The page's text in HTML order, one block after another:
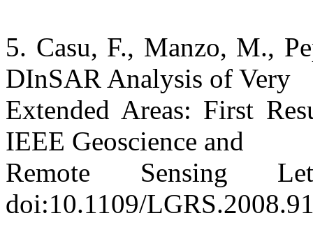
5. Casu, F., Manzo, M.,
DInSAR Analysis of Very
Extended Areas: First
IEEE Geoscience and
Remote
doi:10.1109/